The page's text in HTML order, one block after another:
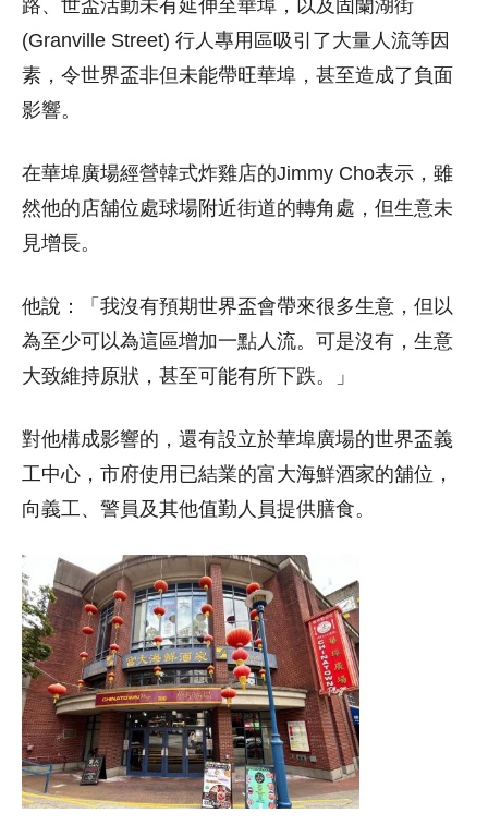
路、世盃活動未有延伸至華埠，以及固蘭湖街
(Granville Street) 行人專用區吸引了大量人流等因
素，令世界盃非但未能帶旺華埠，甚至造成了負面
影響。
在華埠廣場經營韓式炸雞店的Jimmy Cho表示，雖
然他的店舖位處球場附近街道的轉角處，但生意未
見增長。
他說：「我沒有預期世界盃會帶來很多生意，但以
為至少可以為這區增加一點人流。可是沒有，生意
大致維持原狀，甚至可能有所下跌。」
對他構成影響的，還有設立於華埠廣場的世界盃義
工中心，市府使用已結業的富大海鮮酒家的舖位，
向義工、警員及其他值勤人員提供膳食。